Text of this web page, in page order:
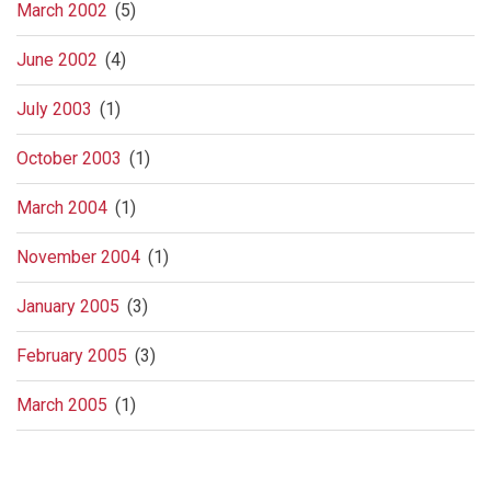
March 2002 (5)
June 2002 (4)
July 2003 (1)
October 2003 (1)
March 2004 (1)
November 2004 (1)
January 2005 (3)
February 2005 (3)
March 2005 (1)